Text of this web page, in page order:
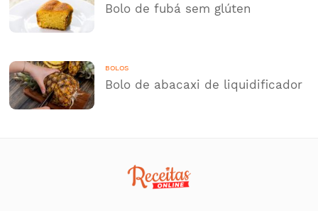
Bolo de fubá sem glúten
BOLOS
Bolo de abacaxi de liquidificador